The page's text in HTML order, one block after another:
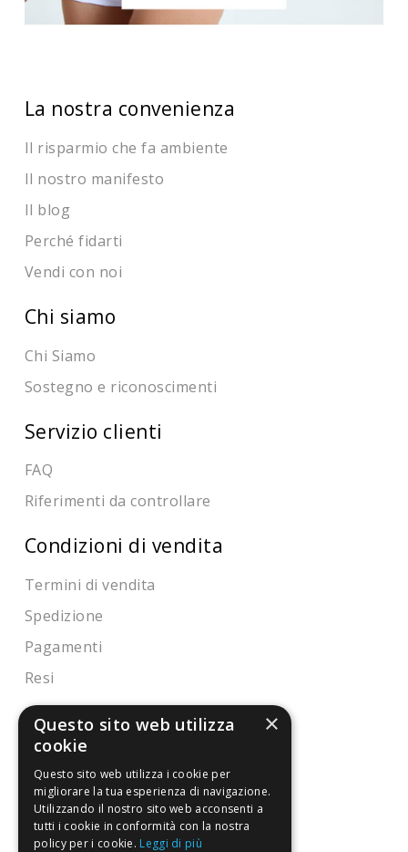
La nostra convenienza
Il risparmio che fa ambiente
Il nostro manifesto
Il blog
Perché fidarti
Vendi con noi
Chi siamo
Chi Siamo
Sostegno e riconoscimenti
Servizio clienti
FAQ
Riferimenti da controllare
Condizioni di vendita
Termini di vendita
Spedizione
Pagamenti
Resi
4,7/5
Eccellente
3.818
Recensioni
×
Questo sito web utilizza
cookie
Questo sito web utilizza i cookie per
migliorare la tua esperienza di navigazione.
Utilizzando il nostro sito web acconsenti a
tutti i cookie in conformità con la nostra
policy per i cookie. Leggi di più